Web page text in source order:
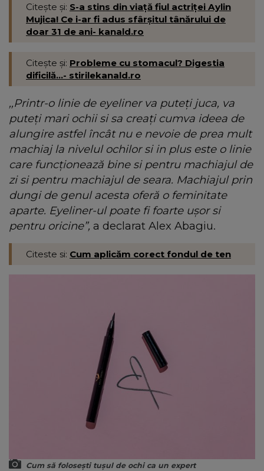
Citește și: S-a stins din viață fiul actriței Aylin
Mujica! Ce i-ar fi adus sfârșitul tânărului de
doar 31 de ani- kanald.ro
Citește și: Probleme cu stomacul? Digestia
dificilă...- stirilekanald.ro
,,Printr-o linie de eyeliner va puteți juca, va
puteți mari ochii si sa creați cumva ideea de
alungire astfel încât nu e nevoie de prea mult
machiaj la nivelul ochilor si in plus este o linie
care funcționează bine si pentru machiajul de
zi si pentru machiajul de seara. Machiajul prin
dungi de genul acesta oferă o feminitate
aparte. Eyeliner-ul poate fi foarte ușor si
pentru oricine”, a declarat Alex Abagiu.
Citeste si: Cum aplicăm corect fondul de ten
Cum să folosești tușul de ochi ca un expert